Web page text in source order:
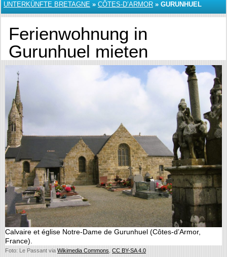
UNTERKÜNFTE BRETAGNE » CÔTES-D’ARMOR » GURUNHUEL
Ferienwohnung in
Gurunhuel mieten
Calvaire et église Notre-Dame de Gurunhuel (Côtes-d’Armor,
France).
Foto: Le Passant via Wikimedia Commons CC BY-SA 4.0